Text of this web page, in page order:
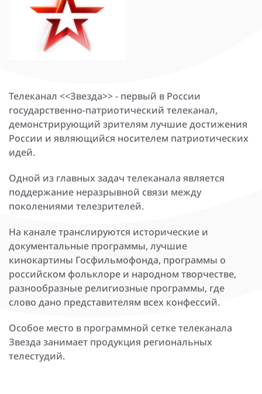
Телеканал <<Звезда>> - первый в России
государственно-патриотический телеканал,
демонстрирующий зрителям лучшие достижения
России и являющийся носителем патриотических
идей.
Одной из главных задач телеканала является
поддержание неразрывной связи между
поколениями телезрителей.
На канале транслируются исторические и
документальные программы, лучшие
кинокартины Госфильмофонда, программы о
российском фольклоре и народном творчестве,
разнообразные религиозные программы, где
слово дано представителям всех конфессий.
Особое место в программной сетке телеканала
Звезда занимает продукция региональных
телестудий.